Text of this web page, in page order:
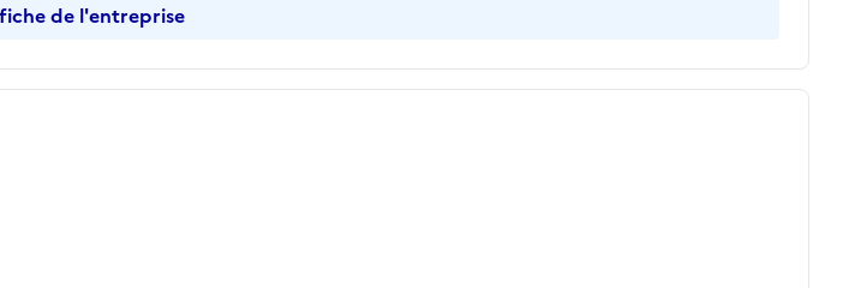
de l'entreprise